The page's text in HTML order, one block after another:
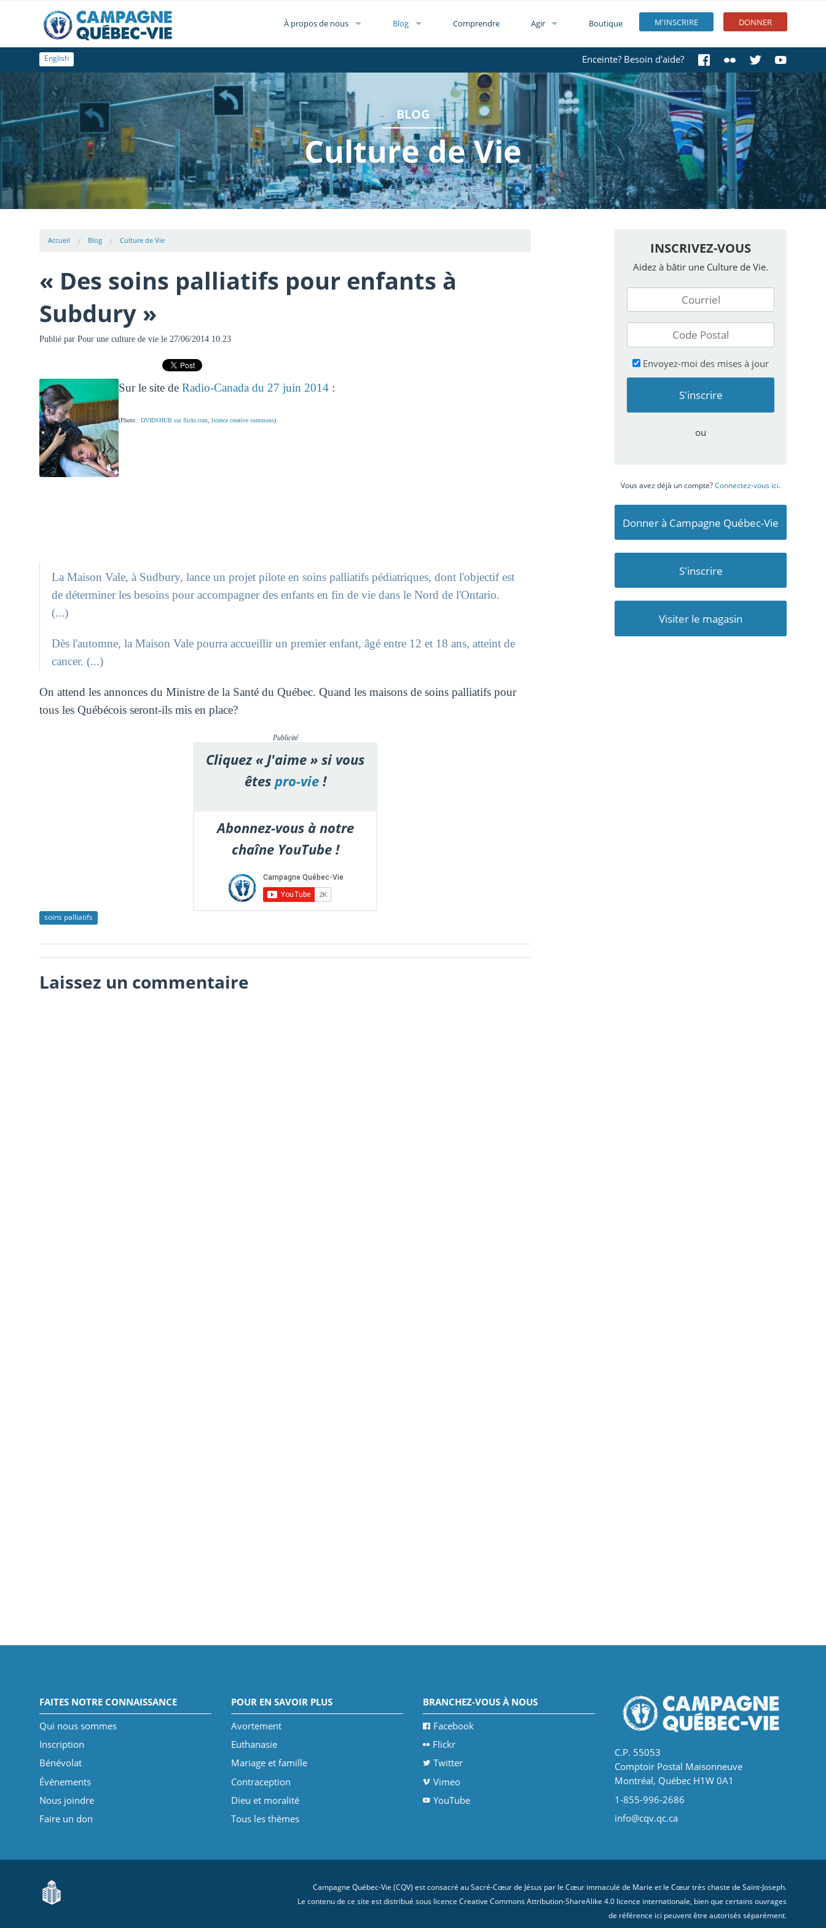
M'INSCRIRE DONNER
À propos de nous Blog Comprendre Agir Boutique
Enceinte? Besoin d'aide?
English
BLOG
Culture de Vie
Accueil Blog Culture de Vie
« Des soins palliatifs pour enfants à
Subdury »
Publié par Pour une culture de viele 27/06/2014 10:23
Sur le site deRadio-Canada du 27 juin 2014:
(Photo : DVIDSHUB sur flickr.com licence creative commons)
La Maison Vale, à Sudbury, lance un projet pilote en soins palliatifs pédiatriques, dont l'objectif est
de déterminer les besoins pour accompagner des enfants en fin de vie dans le Nord de l'Ontario.
(...)
Dès l'automne, la Maison Vale pourra accueillir un premier enfant, âgé entre 12 et 18 ans, atteint de
cancer. (...)
On attend les annonces du Ministre de la Santé du Québec. Quand les maisons de soins palliatifs pour
tous les Québécois seront-ils mis en place?
Publicité
Cliquez « J'aime » si vous
êtespro-vie!
Abonnez-vous à notre
chaîne YouTube !
soins palliatifs
Laissez un commentaire
INSCRIVEZ-VOUS
Aidez à bâtir une Culture de Vie.
Envoyez-moi des mises à jour
ou
Vous avez déjà un compte?Connectez-vous ici.
Donner à Campagne Québec-Vie
S'inscrire
Visiter le magasin
FAITES NOTRE CONNAISSANCE
Qui nous sommes
Inscription
Bénévolat
Événements
Nous joindre
Faire un don
POUR EN SAVOIR PLUS
Avortement
Euthanasie
Mariage et famille
Contraception
Dieu et moralité
Tous les thèmes
BRANCHEZ-VOUS À NOUS
Facebook
Flickr
Twitter
Vimeo
YouTube
C.P. 55053
Comptoir Postal Maisonneuve
Montréal, Québec H1W 0A1
1-855-996-2686
info@cqv.qc.ca
Campagne Québec-Vie (CQV) est consacré au Sacré-Cœur de Jésus par le Cœur immaculé de Marie et le Cœur très chaste de Saint-Joseph.
Le contenu de ce site est distribué sous licenceCreative Commons Attribution-ShareAlike 4.0 licence internationale, bien que certains ouvrages
de référence ici peuvent être autorisés séparément.